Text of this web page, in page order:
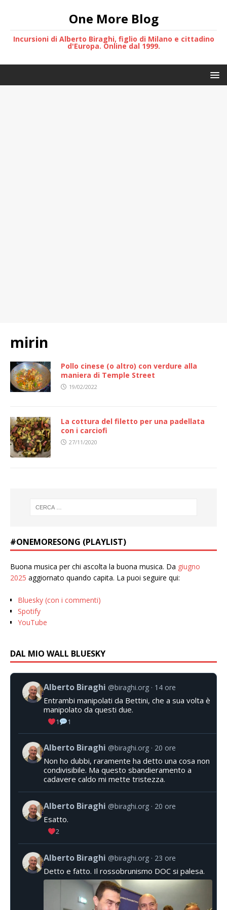
One More Blog
Incursioni di Alberto Biraghi, figlio di Milano e cittadino
d'Europa. Online dal 1999.
mirin
Pollo cinese (o altro) con verdure alla
maniera di Temple Street
19/02/2022
La cottura del filetto per una padellata
con i carciofi
27/11/2020
#ONEMORESONG (PLAYLIST)
Buona musica per chi ascolta la buona musica. Da giugno
2025 aggiornato quando capita. La puoi seguire qui:
Bluesky (con i commenti)
Spotify
YouTube
DAL MIO WALL BLUESKY
Alberto Biraghi @biraghi.org 14 ore
Entrambi manipolati da Bettini, che a sua volta è
manipolato da questi due.
1 1
Alberto Biraghi @biraghi.org 20 ore
Non ho dubbi, raramente ha detto una cosa non
condivisibile. Ma questo sbandieramento a
cadavere caldo mi mette tristezza.
Alberto Biraghi @biraghi.org 20 ore
Esatto.
2
Alberto Biraghi @biraghi.org 23 ore
Detto e fatto. Il rossobrunismo DOC si palesa.